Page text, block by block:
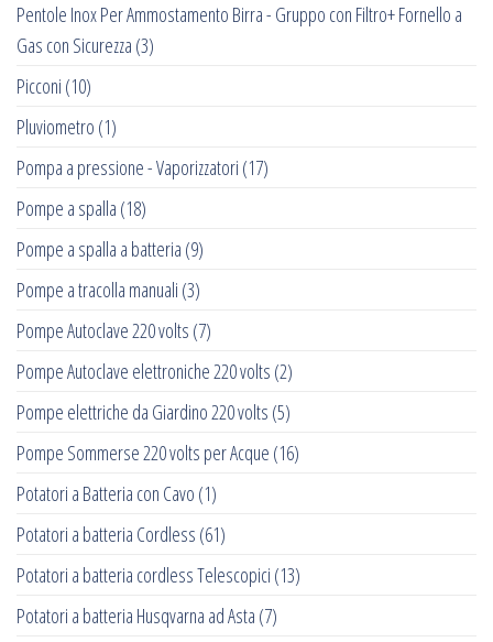
Pentole Inox Per Ammostamento Birra - Gruppo con Filtro+ Fornello a
Gas con Sicurezza (3)
Picconi (10)
Pluviometro (1)
Pompa a pressione - Vaporizzatori (17)
Pompe a spalla (18)
Pompe a spalla a batteria (9)
Pompe a tracolla manuali (3)
Pompe Autoclave 220 volts (7)
Pompe Autoclave elettroniche 220 volts (2)
Pompe elettriche da Giardino 220 volts (5)
Pompe Sommerse 220 volts per Acque (16)
Potatori a Batteria con Cavo (1)
Potatori a batteria Cordless (61)
Potatori a batteria cordless Telescopici (13)
Potatori a batteria Husqvarna ad Asta (7)